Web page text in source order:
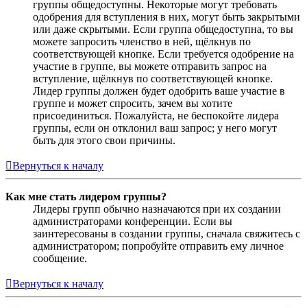
группы общедоступны. Некоторые могут требовать
одобрения для вступления в них, могут быть закрытыми
или даже скрытыми. Если группа общедоступна, то вы
можете запросить членство в ней, щёлкнув по
соответствующей кнопке. Если требуется одобрение на
участие в группе, вы можете отправить запрос на
вступление, щёлкнув по соответствующей кнопке.
Лидер группы должен будет одобрить ваше участие в
группе и может спросить, зачем вы хотите
присоединиться. Пожалуйста, не беспокойте лидера
группы, если он отклонил ваш запрос; у него могут
быть для этого свои причины.
Вернуться к началу
Как мне стать лидером группы?
Лидеры групп обычно назначаются при их создании
администраторами конференции. Если вы
заинтересованы в создании группы, сначала свяжитесь с
администратором; попробуйте отправить ему личное
сообщение.
Вернуться к началу